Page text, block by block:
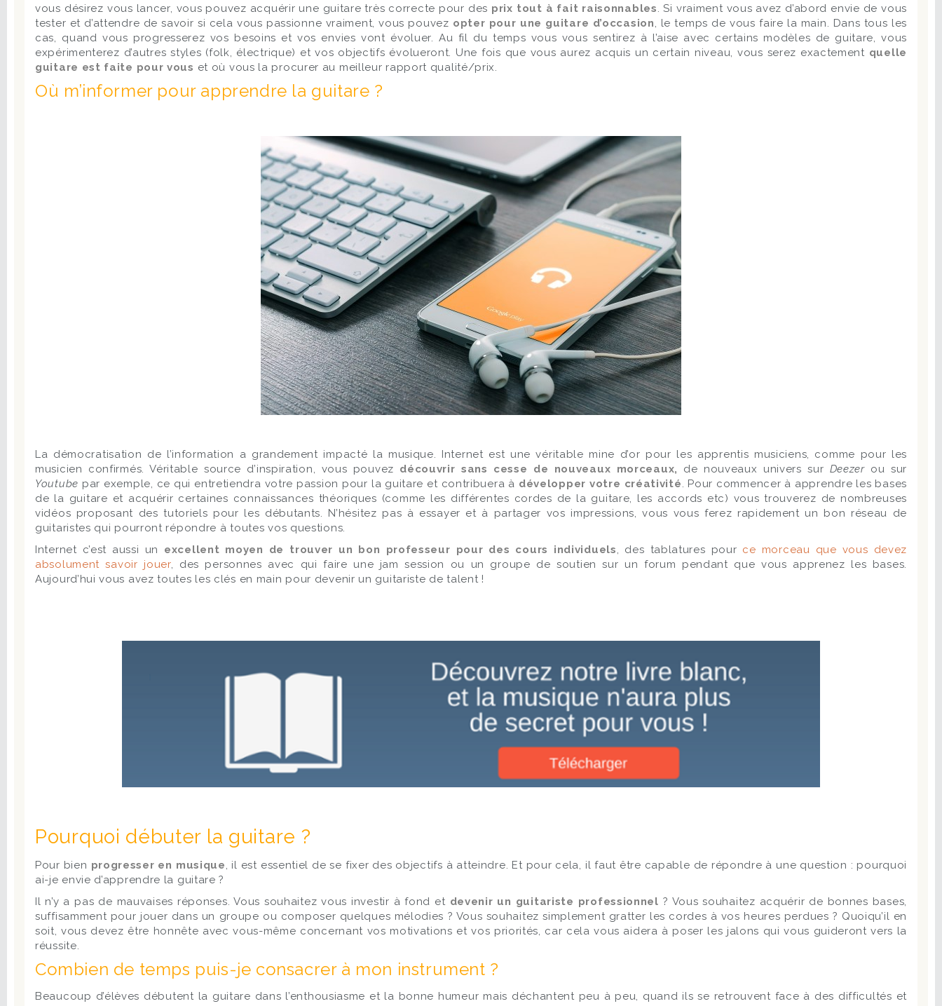
vous désirez vous lancer, vous pouvez acquérir une guitare très correcte pour des prix tout à fait raisonnables. Si vraiment vous avez d’abord envie de vous
tester et d’attendre de savoir si cela vous passionne vraiment, vous pouvez opter pour une guitare d’occasion, le temps de vous faire la main. Dans tous les
cas, quand vous progresserez vos besoins et vos envies vont évoluer. Au fil du temps vous vous sentirez à l’aise avec certains modèles de guitare, vous
expérimenterez d’autres styles (folk, électrique) et vos objectifs évolueront. Une fois que vous aurez acquis un certain niveau, vous serez exactement quelle
guitare est faite pour vous et où vous la procurer au meilleur rapport qualité/prix.
Où m’informer pour apprendre la guitare ?
La démocratisation de l’information a grandement impacté la musique. Internet est une véritable mine d’or pour les apprentis musiciens, comme pour les
musicien confirmés. Véritable source d’inspiration, vous pouvez découvrir sans cesse de nouveaux morceaux, de nouveaux univers sur Deezerou sur
Youtube par exemple, ce qui entretiendra votre passion pour la guitare et contribuera à développer votre créativité. Pour commencer à apprendre les bases
de la guitare et acquérir certaines connaissances théoriques (comme les différentes cordes de la guitare, les accords etc) vous trouverez de nombreuses
vidéos proposant des tutoriels pour les débutants. N’hésitez pas à essayer et à partager vos impressions, vous vous ferez rapidement un bon réseau de
guitaristes qui pourront répondre à toutes vos questions.
Internet c’est aussi un excellent moyen de trouver un bon professeur pour des cours individuels, des tablatures pour ce morceau que vous devez
absolument savoir jouer, des personnes avec qui faire une jam session ou un groupe de soutien sur un forum pendant que vous apprenez les bases.
Aujourd’hui vous avez toutes les clés en main pour devenir un guitariste de talent !
Pourquoi débuter la guitare ?
Pour bien progresser en musique, il est essentiel de se fixer des objectifs à atteindre. Et pour cela, il faut être capable de répondre à une question : pourquoi
ai-je envie d’apprendre la guitare ?
Il n’y a pas de mauvaises réponses. Vous souhaitez vous investir à fond et devenir un guitariste professionnel ? Vous souhaitez acquérir de bonnes bases,
suffisamment pour jouer dans un groupe ou composer quelques mélodies ? Vous souhaitez simplement gratter les cordes à vos heures perdues ? Quoiqu’il en
soit, vous devez être honnête avec vous-même concernant vos motivations et vos priorités, car cela vous aidera à poser les jalons qui vous guideront vers la
réussite.
Combien de temps puis-je consacrer à mon instrument ?
Beaucoup d’élèves débutent la guitare dans l’enthousiasme et la bonne humeur mais déchantent peu à peu, quand ils se retrouvent face à des difficultés et